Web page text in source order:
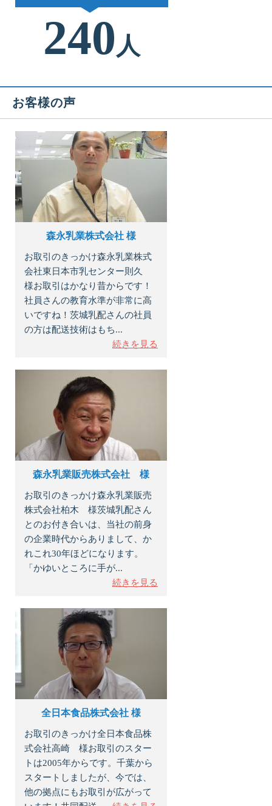
240人
お客様の声
森永乳業株式会社 様
お取引のきっかけ森永乳業株式
会社東日本市乳センター則久
様お取引はかなり昔からです！
社員さんの教育水準が非常に高
いですね！茨城乳配さんの社員
の方は配送技術はもち...
続きを見る
森永乳業販売株式会社 様
お取引のきっかけ森永乳業販売
株式会社柏木 様茨城乳配さん
とのお付き合いは、当社の前身
の企業時代からありまして、か
れこれ30年ほどになります。
「かゆいところに手が...
続きを見る
全日本食品株式会社 様
お取引のきっかけ全日本食品株
式会社高崎 様お取引のスター
トは2005年からです。千葉から
スタートしましたが、今では、
他の拠点にもお取引が広がって